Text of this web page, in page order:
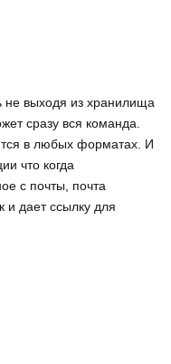
выходя из хранилища
сразу вся команда.
в любых форматах. И
что когда
с почты, почта
и дает ссылку для